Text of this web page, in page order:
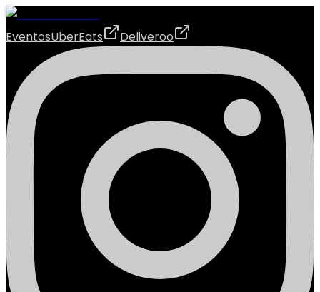
EventosUberEats Deliveroo